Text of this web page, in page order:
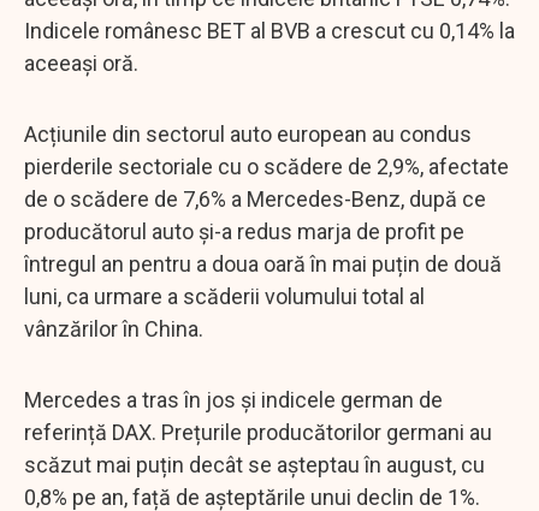
Indicele românesc BET al BVB a crescut cu 0,14% la
aceeași oră.
Acțiunile din sectorul auto european au condus
pierderile sectoriale cu o scădere de 2,9%, afectate
de o scădere de 7,6% a Mercedes-Benz, după ce
producătorul auto și-a redus marja de profit pe
întregul an pentru a doua oară în mai puțin de două
luni, ca urmare a scăderii volumului total al
vânzărilor în China.
Mercedes a tras în jos și indicele german de
referință DAX. Prețurile producătorilor germani au
scăzut mai puțin decât se așteptau în august, cu
0,8% pe an, față de așteptările unui declin de 1%.